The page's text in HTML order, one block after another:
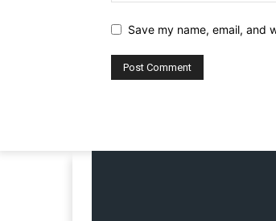
Save my name, email, and